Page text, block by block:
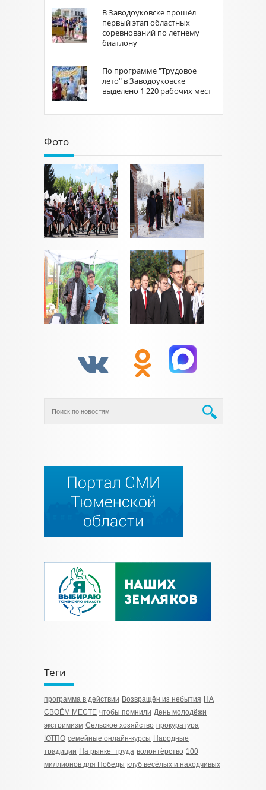
В Заводоуковске прошёл
первый этап областных
соревнований по летнему
биатлону
По программе "Трудовое
лето" в Заводоуковске
выделено 1 220 рабочих мест
Фото
Теги
программа в действии Возвращён из небытия НА
СВОЁМ МЕСТЕ чтобы помнили День молодёжи
экстримизм Сельское хозяйство прокуратура
ЮТПО семейные онлайн-курсы Народные
традиции На рынке труда волонтёрство 100
миллионов для Победы клуб весёлых и находчивых